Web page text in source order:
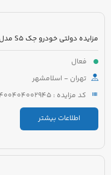
مزایده دولتی خودرو جک S5 مدل 1396 رنگ سفید
فعال
تهران - اسلامشهر
کد مزایده : 5821400404002945
اطلاعات بیشتر